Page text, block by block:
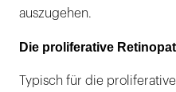
auszugehen.
Die proliferative
Typisch für die